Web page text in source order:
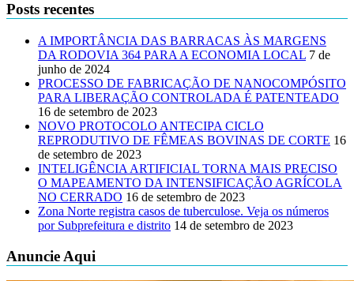
Posts recentes
A IMPORTÂNCIA DAS BARRACAS ÀS MARGENS
DA RODOVIA 364 PARA A ECONOMIA LOCAL 7 de
junho de 2024
PROCESSO DE FABRICAÇÃO DE NANOCOMPÓSITO
PARA LIBERAÇÃO CONTROLADA É PATENTEADO
16 de setembro de 2023
NOVO PROTOCOLO ANTECIPA CICLO
REPRODUTIVO DE FÊMEAS BOVINAS DE CORTE 16
de setembro de 2023
INTELIGÊNCIA ARTIFICIAL TORNA MAIS PRECISO
O MAPEAMENTO DA INTENSIFICAÇÃO AGRÍCOLA
NO CERRADO 16 de setembro de 2023
Zona Norte registra casos de tuberculose. Veja os números
por Subprefeitura e distrito 14 de setembro de 2023
Anuncie Aqui